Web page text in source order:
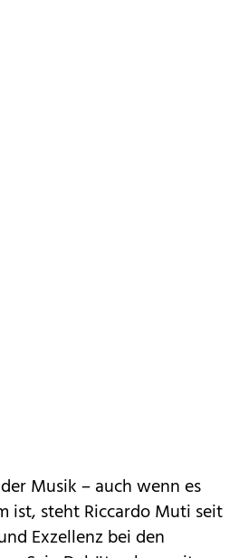
Musik – auch wenn es
ist, steht Riccardo Muti seit
Exzellenz bei den